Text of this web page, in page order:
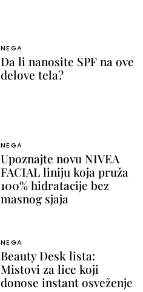
NEGA
Da li nanosite SPF na ove
delove tela?
NEGA
Upoznajte novu NIVEA
FACIAL liniju koja pruža
100% hidratacije bez
masnog sjaja
NEGA
Beauty Desk lista:
Mistovi za lice koji
donose instant osveženje